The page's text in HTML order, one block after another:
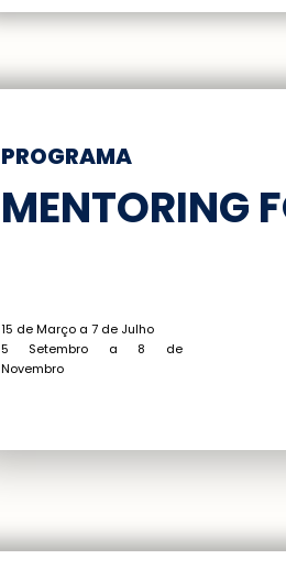
PROGRAMA
MENTORING
15 de Março a 7 de Julho
5 Setembro a 8 de
Novembro